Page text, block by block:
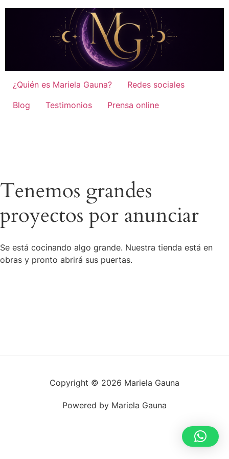
¿Quién es Mariela Gauna?
Redes sociales
Blog
Testimonios Prensa online
Tenemos grandes
proyectos por anunciar
Se está cocinando algo grande. Nuestra tienda está en
obras y pronto abrirá sus puertas.
Copyright © 2026 Mariela Gauna
Powered by Mariela Gauna